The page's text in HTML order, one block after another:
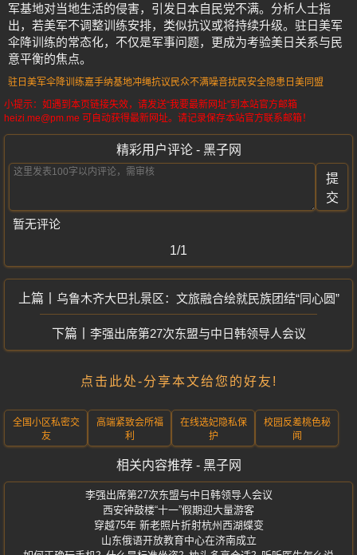
军基地对当地生活的侵害，引发日本自民党不满。分析人士指
出，若美军不调整训练安排，类似抗议或将持续升级。驻日美军
伞降训练的常态化，不仅是军事问题，更成为考验美日关系与民
意平衡的焦点。
驻日美军伞降训练嘉手纳基地冲绳抗议 民众不满噪音扰民安全隐患 日美同盟
小提示：如遇到本页链接失效，请发送“我要最新网址”到本站官方邮箱
heizi.me@pm.me 可自动获得最新网址。请记录保存本站官方联系邮箱！
精彩用户评论 - 黑子网
提
交
暂无评论
1/1
乌鲁木齐大巴扎景区：文旅融合绘就民族团结“同心圆”
李强出席第27次东盟与中日韩领导人会议
点击此处-分享本文给您的好友!
全国小区私密交
友
高端紧致会所福
利
在线选妃隐私保
护
校园反差桃色秘
闻
相关内容推荐 - 黑子网
李强出席第27次东盟与中日韩领导人会议
西安钟鼓楼“十一”假期迎大量游客
穿越75年 新老照片折射杭州西湖蝶变
山东俄语开放教育中心在济南成立